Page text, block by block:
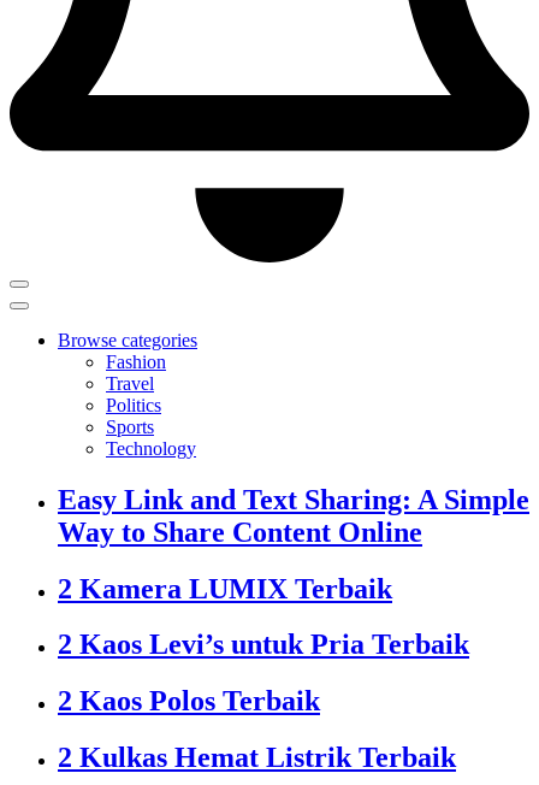
Browse categories
Fashion
Travel
Politics
Sports
Technology
Easy Link and Text Sharing: A Simple
Way to Share Content Online
2 Kamera LUMIX Terbaik
2 Kaos Levi’s untuk Pria Terbaik
2 Kaos Polos Terbaik
2 Kulkas Hemat Listrik Terbaik